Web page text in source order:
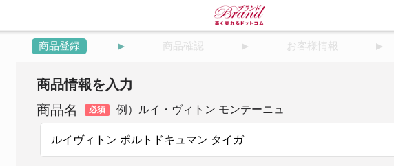
商品登録 商品確認 お客様情報
商品情報を入力
商品名
必須 例）ルイ・ヴィトン モンテーニュ